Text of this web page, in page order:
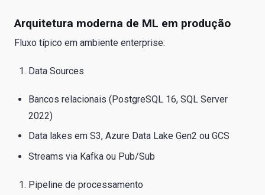
Arquitetura moderna de ML em produção
Fluxo típico em ambiente enterprise:
Data Sources
Bancos relacionais (PostgreSQL 16, SQL Server
2022)
Data lakes em S3, Azure Data Lake Gen2 ou GCS
Streams via Kafka ou Pub/Sub
Pipeline de processamento